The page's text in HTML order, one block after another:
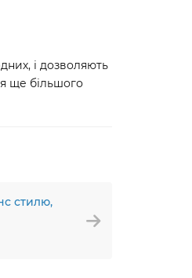
і дозволяють
ще більшого
стилю,